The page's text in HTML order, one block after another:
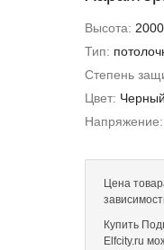
Высота:
Тип:
Степень
Цвет:
Цена
Купить
Elfcity.ru